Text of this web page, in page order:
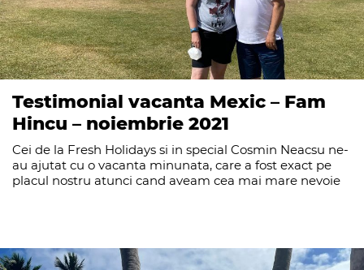
Testimonial vacanta Mexic – Fam
Hincu – noiembrie 2021
Cei de la Fresh Holidays si in special Cosmin Neacsu ne-
au ajutat cu o vacanta minunata, care a fost exact pe
placul nostru atunci cand aveam cea mai mare nevoie